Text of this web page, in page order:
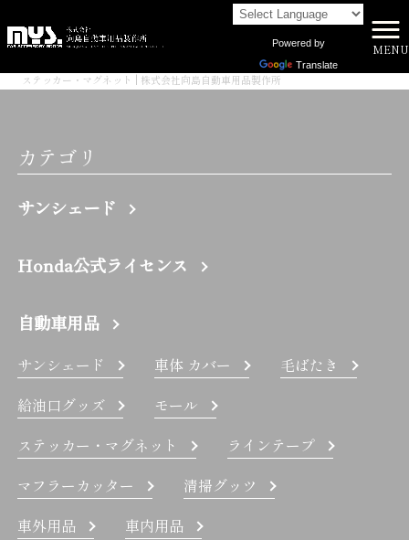
Powered by
Translate
MENU
ステッカー・マグネット | 株式会社向島自動車用品製作所
カテゴリ
サンシェード
Honda公式ライセンス
自動車用品
サンシェード 車体 カバー
毛ばたき
給油口グッズ
モール
ステッカー・マグネット
ラインテープ
マフラーカッター
清掃グッツ
車外用品
車内用品